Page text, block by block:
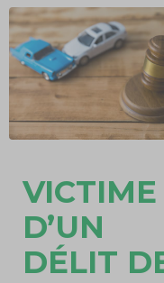
VICTIME
D’UN
DÉLIT